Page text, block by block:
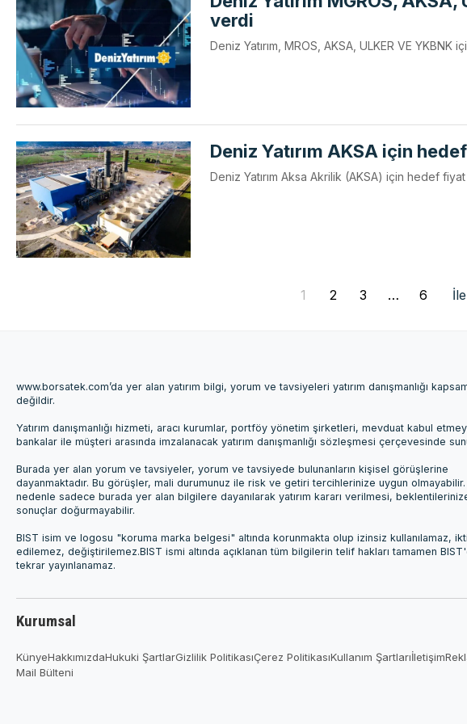
verdi
Deniz Yatırım, MROS, AKSA, ULKER VE
Deniz Yatırım AKSA için
Deniz Yatırım Aksa Akrilik (AKSA) için hedef
1 2 3 … 6
www.borsatek.com’da yer alan yatırım bilgi, yorum ve tavsiyeleri yatırım danışmanlığı
değildir.
Yatırım danışmanlığı hizmeti, aracı kurumlar, portföy yönetim şirketleri, mevduat kabul
bankalar ile müşteri arasında imzalanacak yatırım danışmanlığı sözleşmesi çerçevesinde
Burada yer alan yorum ve tavsiyeler, yorum ve tavsiyede bulunanların kişisel görüşlerine
dayanmaktadır. Bu görüşler, mali durumunuz ile risk ve getiri tercihlerinize uygun olmayabilir.
nedenle sadece burada yer alan bilgilere dayanılarak yatırım kararı verilmesi,
sonuçlar doğurmayabilir.
BIST isim ve logosu "koruma marka belgesi" altında korunmakta olup izinsiz kullanılamaz,
edilemez, değiştirilemez.BIST ismi altında açıklanan tüm bilgilerin telif hakları tamamen
tekrar yayınlanamaz.
Kurumsal
KünyeHakkımızdaHukuki ŞartlarGizlilik PolitikasıÇerez PolitikasıKullanım Şartlarıİletişim
Mail Bülteni